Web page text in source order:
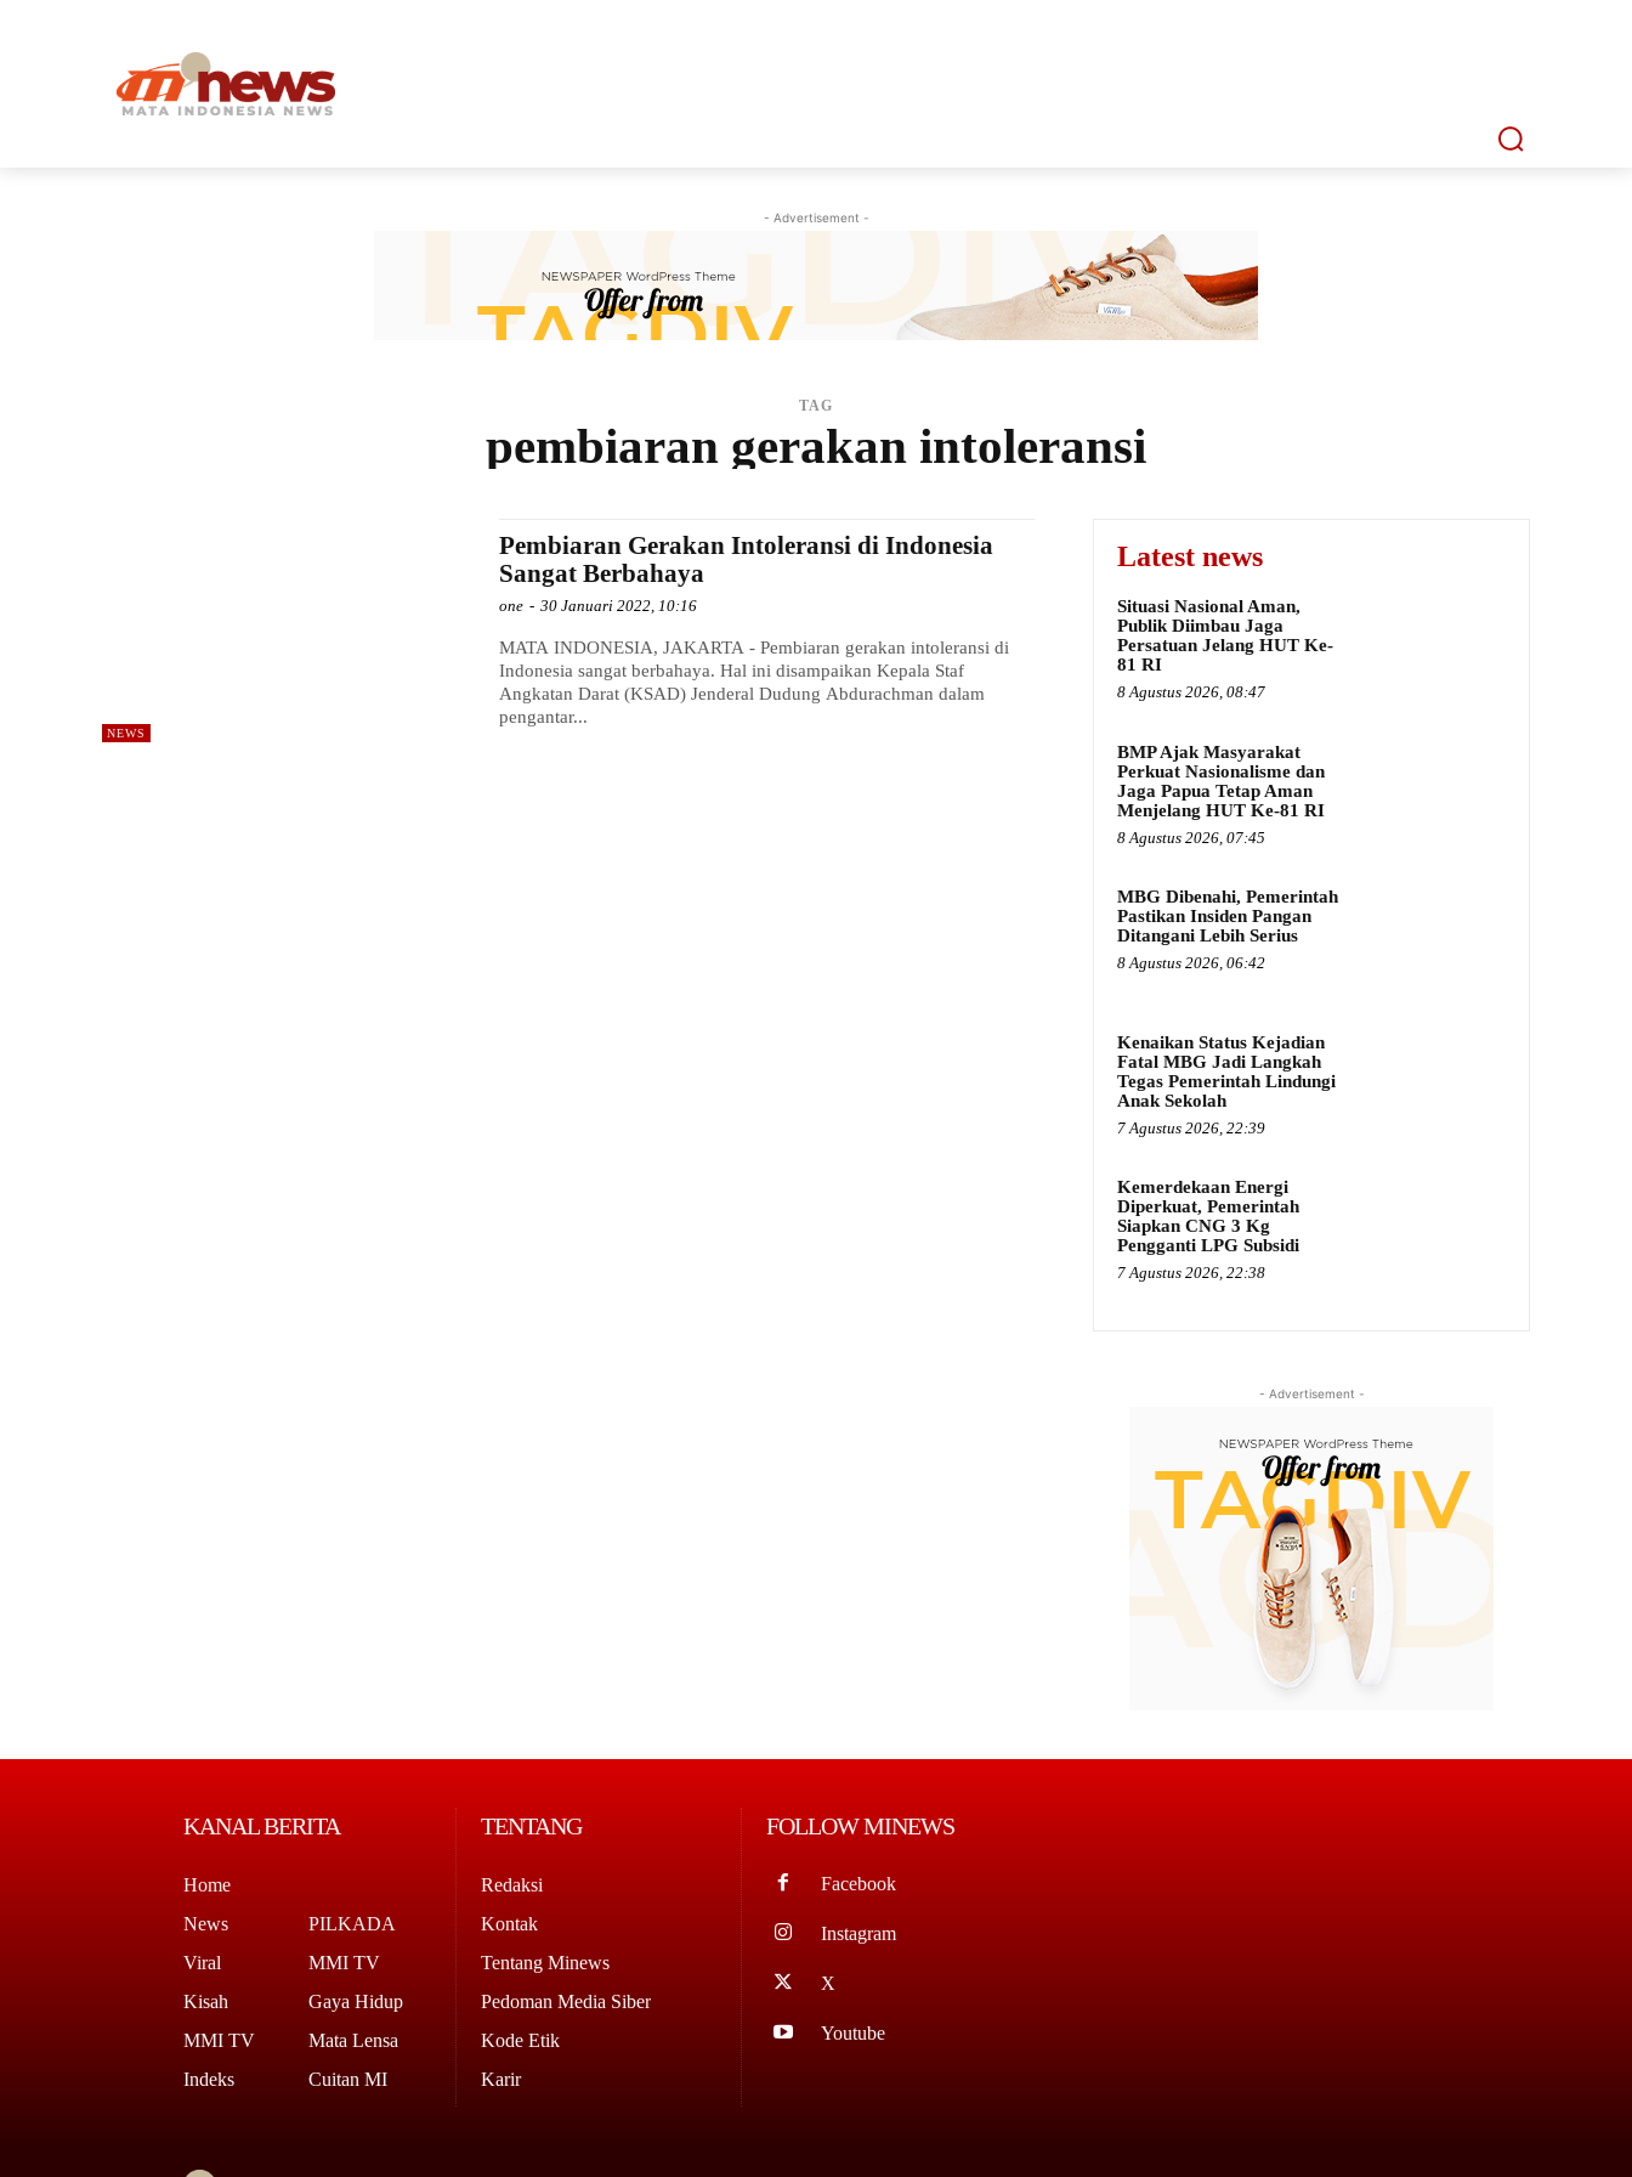
- Advertisement -
TAG
pembiaran gerakan intoleransi
NEWS
Pembiaran Gerakan Intoleransi di Indonesia
Sangat Berbahaya
one - 30 Januari 2022, 10:16
MATA INDONESIA, JAKARTA - Pembiaran gerakan intoleransi di
Indonesia sangat berbahaya. Hal ini disampaikan Kepala Staf
Angkatan Darat (KSAD) Jenderal Dudung Abdurachman dalam
pengantar...
Latest news
Situasi Nasional Aman,
Publik Diimbau Jaga
Persatuan Jelang HUT Ke-
81 RI
8 Agustus 2026, 08:47
BMP Ajak Masyarakat
Perkuat Nasionalisme dan
Jaga Papua Tetap Aman
Menjelang HUT Ke-81 RI
8 Agustus 2026, 07:45
MBG Dibenahi, Pemerintah
Pastikan Insiden Pangan
Ditangani Lebih Serius
8 Agustus 2026, 06:42
Kenaikan Status Kejadian
Fatal MBG Jadi Langkah
Tegas Pemerintah Lindungi
Anak Sekolah
7 Agustus 2026, 22:39
Kemerdekaan Energi
Diperkuat, Pemerintah
Siapkan CNG 3 Kg
Pengganti LPG Subsidi
7 Agustus 2026, 22:38
- Advertisement -
KANAL BERITA
Home
News
Viral
Kisah
MMI TV
Indeks
PILKADA
MMI TV
Gaya Hidup
Mata Lensa
Cuitan MI
TENTANG
Redaksi
Kontak
Tentang Minews
Pedoman Media Siber
Kode Etik
Karir
FOLLOW MINEWS
Facebook
Instagram
X
Youtube